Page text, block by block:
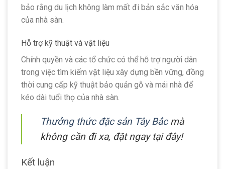
bảo rằng du lịch không làm mất đi bản sắc văn hóa
của nhà sàn.
Hỗ trợ kỹ thuật và vật liệu
Chính quyền và các tổ chức có thể hỗ trợ người dân
trong việc tìm kiếm vật liệu xây dựng bền vững, đồng
thời cung cấp kỹ thuật bảo quản gỗ và mái nhà để
kéo dài tuổi thọ của nhà sàn.
Thưởng thức đặc sản Tây Bắcmà
không cần đi xa, đặt ngay tại đây!
Kết luận